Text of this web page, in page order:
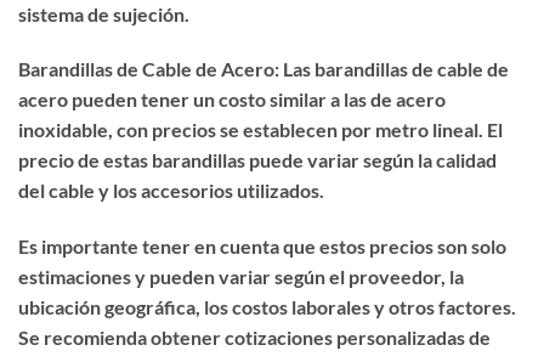
sistema de sujeción.
Barandillas de Cable de Acero: Las barandillas de cable de
acero pueden tener un costo similar a las de acero
inoxidable, con precios se establecen por metro lineal. El
precio de estas barandillas puede variar según la calidad
del cable y los accesorios utilizados.
Es importante tener en cuenta que estos precios son solo
estimaciones y pueden variar según el proveedor, la
ubicación geográfica, los costos laborales y otros factores.
Se recomienda obtener cotizaciones personalizadas de